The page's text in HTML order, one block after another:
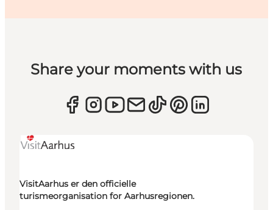
Share your moments with us
VisitAarhus er den officielle
turismeorganisation for Aarhusregionen.